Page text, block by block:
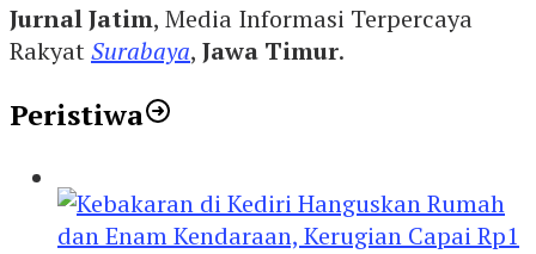
Jurnal Jatim, Media Informasi Terpercaya
RakyatSurabaya, Jawa Timur.
Peristiwa